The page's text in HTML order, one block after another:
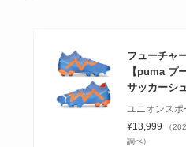
フューチャ
【puma プ
サッカーシ
ユニオンス
¥13,999
（
調べ）